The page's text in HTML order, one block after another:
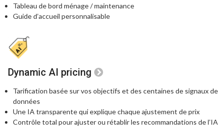
Tableau de bord ménage / maintenance
Guide d’accueil personnalisable
Dynamic AI pricing
Tarification basée sur vos objectifs et des centaines de signaux de
données
Une IA transparente qui explique chaqueajustement de prix
Contrôle total pour ajuster ou rétablir les recommandations de l’IA